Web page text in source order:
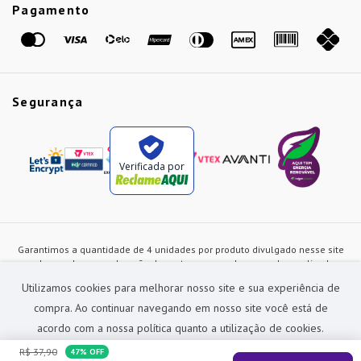
Utilizamos cookies para melhorar nosso site e sua experiência de
compra. Ao continuar navegando em nosso site você está de
acordo com a nossa política quanto a utilização de cookies.
R$ 37,90 47% OFF
Pagamento
Segurança
Verificada por
Garantimos a quantidade de 4 unidades por produto divulgado nesse site
ou de acordo com a duração dos estoques, sendo as vendas realizadas
alterados a qualquer instante sem prévia comunicação e são exclusivos
para a loja virtual, não restando nenhuma obrigação de prática similar nas
lojas físicas da rede Preçolandia. Todas as imagens dos produtos são
meramente ilustrativas.
Preçolandia Comercial Ltda CNPJ: 62.270.186/0011-28